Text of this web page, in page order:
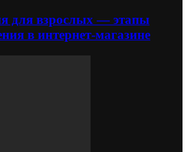
для взрослых — этапы
в интернет-магазине